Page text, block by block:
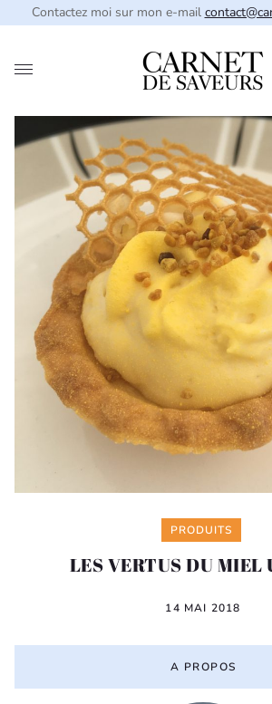
Contactez moi sur mon e-mail
Categories
PRODUITS
LES VERTUS DU MIEL
14 MAI 2018
A PROPOS